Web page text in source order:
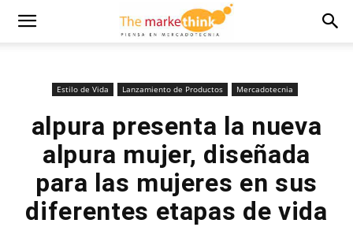
Estilo de Vida Lanzamiento de Productos Mercadotecnia
alpura presenta la nueva
alpura mujer, diseñada
para las mujeres en sus
diferentes etapas de vida